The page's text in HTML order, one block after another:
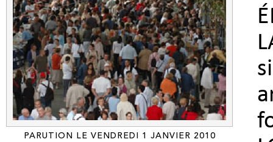
PARUTION LE VENDREDI 1 JANVIER 2010